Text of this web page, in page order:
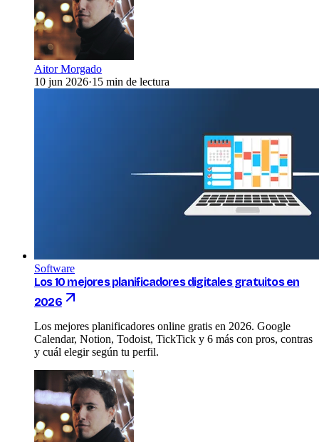
Aitor Morgado
10 jun 2026·15 min de lectura
Software
Los 10 mejores planificadores digitales gratuitos en
2026
Los mejores planificadores online gratis en 2026. Google
Calendar, Notion, Todoist, TickTick y 6 más con pros, contras
y cuál elegir según tu perfil.